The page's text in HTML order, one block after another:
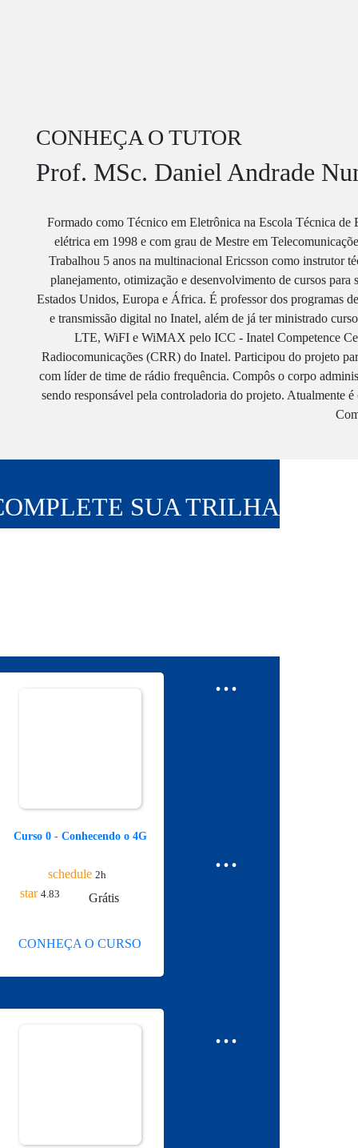
CONHEÇA O TUTOR
Prof. MSc. Daniel Andrade
Formado como Técnico em Eletrônica na Escola Técnica
elétrica em 1998 e com grau de Mestre em
Trabalhou 5 anos na multinacional Ericsson como instrutor
planejamento, otimização e desenvolvimento de cursos
Estados Unidos, Europa e África. É professor dos programas
e transmissão digital no Inatel, além de já ter ministrado
LTE, WiFI e WiMAX pelo ICC - Inatel Competence
Radiocomunicações (CRR) do Inatel. Participou do projeto
com líder de time de rádio frequência. Compôs o corpo
sendo responsável pela controladoria do projeto. Atualmente
SUA TRILHA
Curso 0 - Conhecendo o 4G
schedule 2h
star 4.83 Grátis
CONHEÇA O CURSO
...
...
...